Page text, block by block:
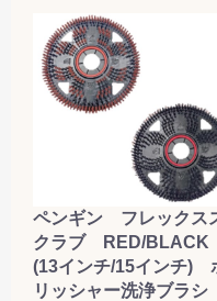
ペンギン フレックス
クラブ RED/BLACK
(13インチ/15インチ)
リッシャー洗浄ブラシ